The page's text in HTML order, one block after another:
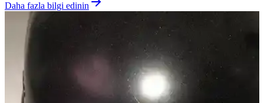
Daha fazla bilgi edinin